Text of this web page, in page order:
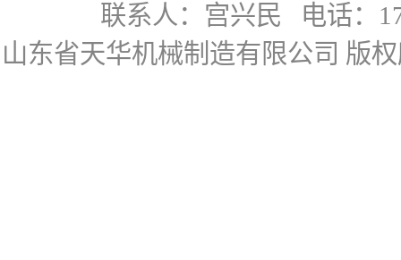
联系人：宫兴民 电话：
山东省天华机械制造有限公司 版